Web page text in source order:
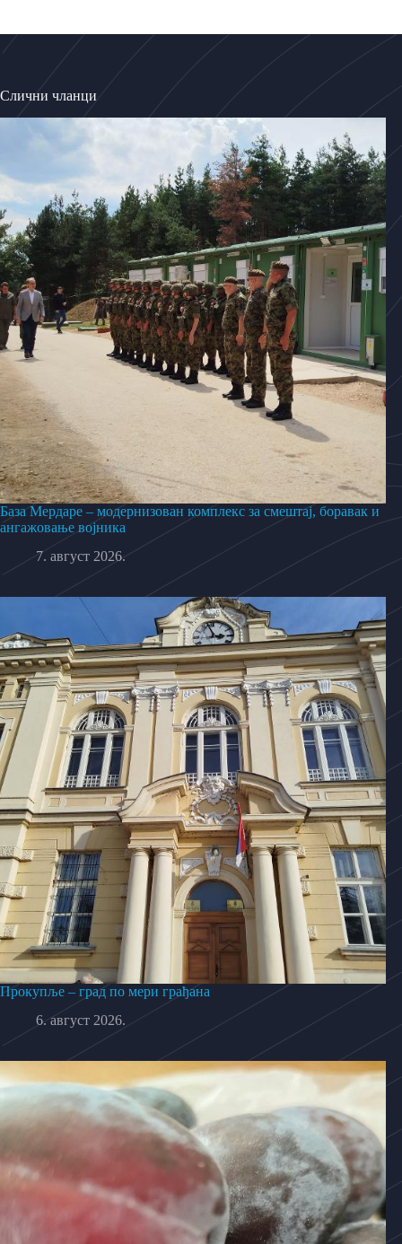
Слични чланци
База Мердаре – модернизован комплекс за смештај, боравак и
ангажовање војника
7. август 2026.
Прокупље – град по мери грађана
6. август 2026.